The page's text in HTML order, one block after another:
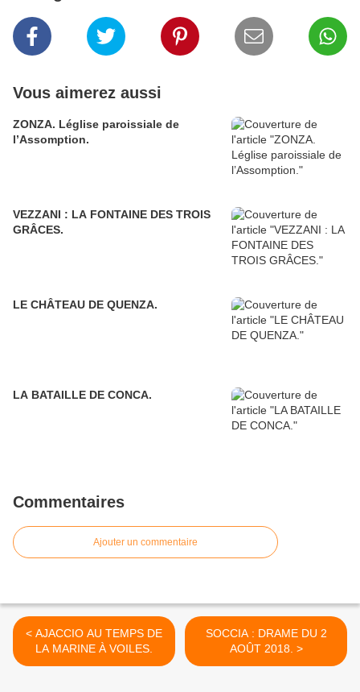
Vous aimerez aussi
ZONZA. Léglise paroissiale de
l’Assomption.
VEZZANI : LA FONTAINE DES TROIS
GRÂCES.
LE CHÂTEAU DE QUENZA.
LA BATAILLE DE CONCA.
Commentaires
Ajouter un commentaire
< AJACCIO AU TEMPS DE
LA MARINE À VOILES.
SOCCIA : DRAME DU 2
AOÛT 2018. >